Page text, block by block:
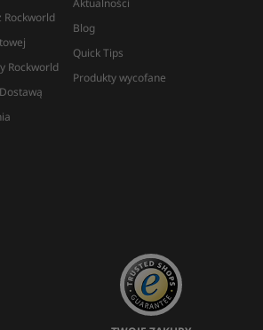
Rockworld
Rockworld
Aktualności
Blog
Quick Tips
Produkty wycofane